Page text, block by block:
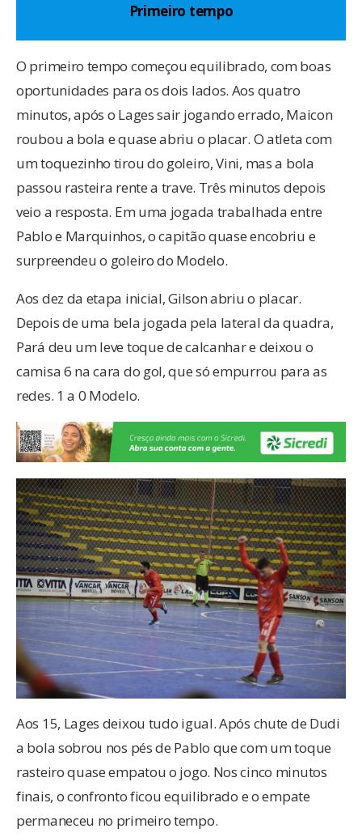
Primeiro tempo
O primeiro tempo começou equilibrado, com boas
oportunidades para os dois lados. Aos quatro
minutos, após o Lages sair jogando errado, Maicon
roubou a bola e quase abriu o placar. O atleta com
um toquezinho tirou do goleiro, Vini, mas a bola
passou rasteira rente a trave. Três minutos depois
veio a resposta. Em uma jogada trabalhada entre
Pablo e Marquinhos, o capitão quase encobriu e
surpreendeu o goleiro do Modelo.
Aos dez da etapa inicial, Gilson abriu o placar.
Depois de uma bela jogada pela lateral da quadra,
Pará deu um leve toque de calcanhar e deixou o
camisa 6 na cara do gol, que só empurrou para as
redes. 1 a 0 Modelo.
Aos 15, Lages deixou tudo igual. Após chute de Dudi
a bola sobrou nos pés de Pablo que com um toque
rasteiro quase empatou o jogo. Nos cinco minutos
finais, o confronto ficou equilibrado e o empate
permaneceu no primeiro tempo.